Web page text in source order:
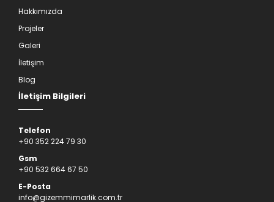
Hakkımızda
Projeler
Galeri
İletişim
Blog
İletişim Bilgileri
Telefon
+90 352 224 79 30
Gsm
+90 532 664 67 50
E-Posta
info@gizemmimarlik.com.tr